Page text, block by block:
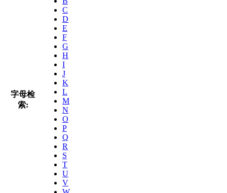
字母检
索:
C
D
E
F
G
H
I
J
K
L
M
N
O
P
Q
R
S
T
U
V